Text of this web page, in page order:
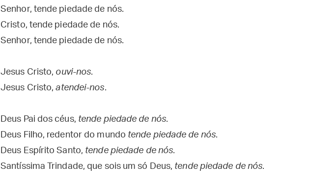
Senhor, tende piedade de nós.
Cristo, tende piedade de nós.
Senhor, tende piedade de nós.
Jesus Cristo, ouvi-nos.
Jesus Cristo,atendei-nos.
Deus Pai dos céus, tende piedade de nós.
Deus Filho, redentor do mundo tende piedade de nós.
Deus Espírito Santo, tende piedade de nós.
Santíssima Trindade, que sois um só Deus, tende piedade de nós.